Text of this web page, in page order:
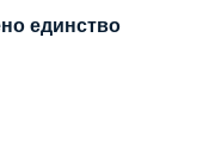
единство